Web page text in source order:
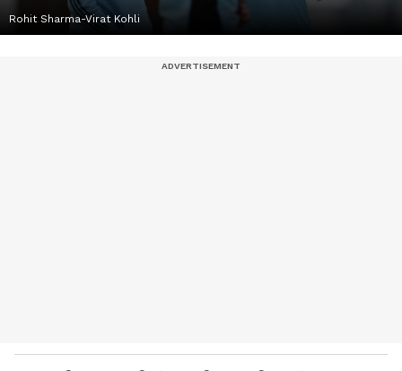
Rohit Sharma-Virat Kohli